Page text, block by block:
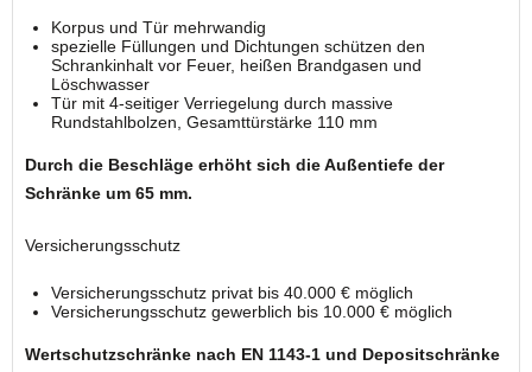
Korpus und Tür mehrwandig
spezielle Füllungen und Dichtungen schützen den
Schrankinhalt vor Feuer, heißen Brandgasen und
Löschwasser
Tür mit 4-seitiger Verriegelung durch massive
Rundstahlbolzen, Gesamttürstärke 110 mm
Durch die Beschläge erhöht sich die Außentiefe der
Schränke um 65 mm.
Versicherungsschutz
Versicherungsschutz privat bis 40.000 € möglich
Versicherungsschutz gewerblich bis 10.000 € möglich
Wertschutzschränke nach EN 1143-1 und Depositschränke